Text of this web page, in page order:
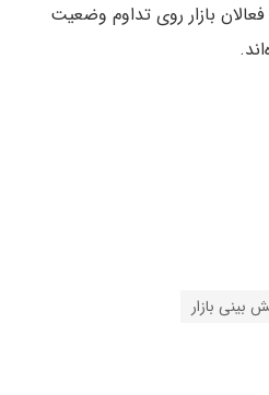
بازار روی تداوم وضعیت
بینی بازار